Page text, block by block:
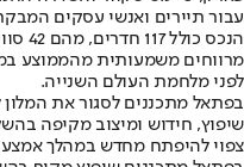
עבור תיירים ואנשי עסקים
הנכס
מרווחים משמעותית מהממוצע
לפני מלחמת העולם השנייה.
בפתאל מתכננים לסגור את
צפוי להיפתח מחדש במהלך אמצע שנת 2027 תחת אחד